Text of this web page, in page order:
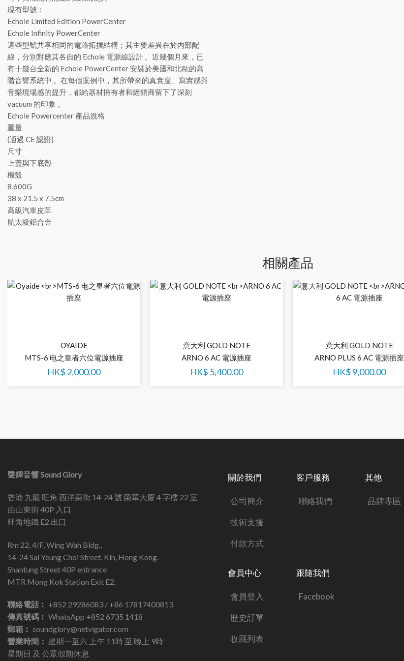
現有型號：
Echole Limited Edition PowerCenter
Echole Infinity PowerCenter
這些型號共享相同的電路拓撲結構；其主要差異在於內部配
線，分別對應其各自的 Echole 電源線設計 。近幾個月來，已
有十幾台全新的 Echole PowerCenter 安裝於美國和北歐的高
階音響系統中 。在每個案例中，其所帶來的真實度、寫實感與
音樂現場感的提升，都給器材擁有者和經銷商留下了深刻
vacuum 的印象 。
Echole Powercenter 產品規格
重量
(通過 CE 認證)
尺寸
上蓋與下底殼
機殼
8,600G
38 x 21.5 x 7.5cm
高級汽車皮革
航太級鋁合金
相關產品
OYAIDE
MTS-6 电之皇者六位電源插座
HK$ 2,000.00
意大利 GOLD NOTE
ARNO 6 AC 電源插座
HK$ 5,400.00
意大利 GOLD NOTE
ARNO PLUS 6 AC 電源插座
HK$ 9,000.00
聲輝音響 Sound Glory
香港 九龍 旺角 西洋菜街 14-24 號 榮華大廈 4 字樓 22 室
由山東街 40P 入口
旺角地鐵 E2 出口
Rm 22, 4/F, Wing Wah Bldg.,
14-24 Sai Yeung Choi Street, Kln, Hong Kong.
Shantung Street 40P entrance
MTR Mong Kok Station Exit E2.
聯絡電話︰ +852 29286083 / +86 17817400813
傳真號碼︰ WhatsApp +852 6735 1418
郵箱︰ soundglory@netvigator.com
營業時間： 星期一至六 上午 11時 至 晚上 9時
星期日 及 公眾假期休息
關於我們
公司簡介
技術支援
付款方式
客戶服務
聯絡我們
其他
品牌專區
會員中心
會員登入
歷史訂單
收藏列表
跟隨我們
Facebook